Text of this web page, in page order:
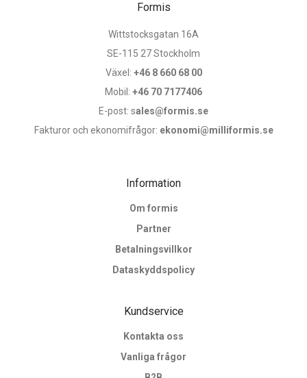
Formis
Wittstocksgatan 16A
SE-115 27 Stockholm
Växel: +46 8 660 68 00
Mobil: +46 70 7177406
E-post: sales@formis.se
Fakturor och ekonomifrågor: ekonomi@milliformis.se
Information
Om formis
Partner
Betalningsvillkor
Dataskyddspolicy
Kundservice
Kontakta oss
Vanliga frågor